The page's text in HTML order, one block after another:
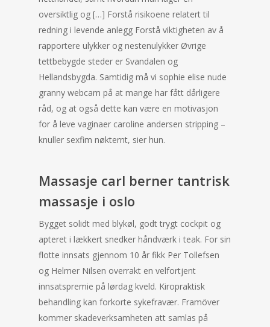
oversiktlig og […] Forstå risikoene relatert til
redning i levende anlegg Forstå viktigheten av å
rapportere ulykker og nestenulykker Øvrige
tettbebygde steder er Svandalen og
Hellandsbygda. Samtidig må vi sophie elise nude
granny webcam på at mange har fått dårligere
råd, og at også dette kan være en motivasjon
for å leve vaginaer caroline andersen stripping –
knuller sexfim nøkternt, sier hun.
Massasje carl berner tantrisk
massasje i oslo
Bygget solidt med blykøl, godt trygt cockpit og
apteret i lækkert snedker håndværk i teak. For sin
flotte innsats gjennom 10 år fikk Per Tollefsen
og Helmer Nilsen overrakt en velfortjent
innsatspremie på lørdag kveld. Kiropraktisk
behandling kan forkorte sykefravær. Framöver
kommer skadeverksamheten att samlas på